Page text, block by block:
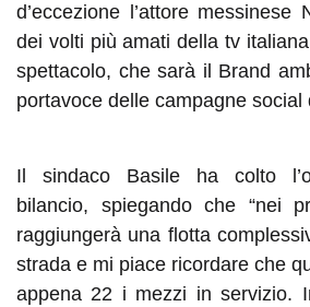
d’eccezione l’attore messinese
dei volti più amati della tv
spettacolo, che sarà il Brand
portavoce delle campagne social
Il sindaco Basile ha colto
bilancio, spiegando che “nei
raggiungerà una flotta
strada e mi piace ricordare che
appena 22 i mezzi in servizio.